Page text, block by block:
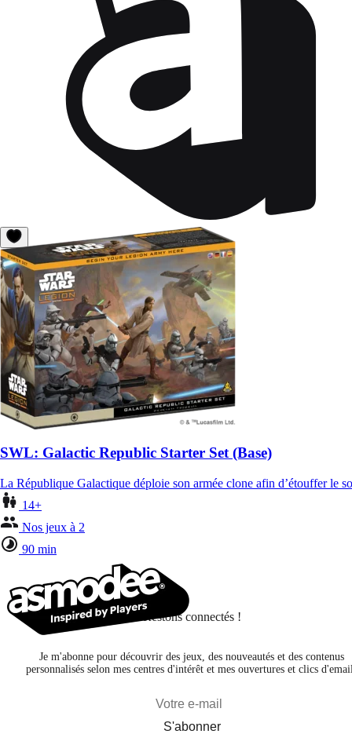
SWL: Galactic Republic Starter Set (Base)
La République Galactique déploie son armée clone afin d’étouffer le
14+
Nos jeux à 2
90 min
Restons connectés !
Je m'abonne pour découvrir des jeux, des nouveautés et des contenus
personnalisés selon mes centres d'intérêt et mes ouvertures et clics
S'abonner